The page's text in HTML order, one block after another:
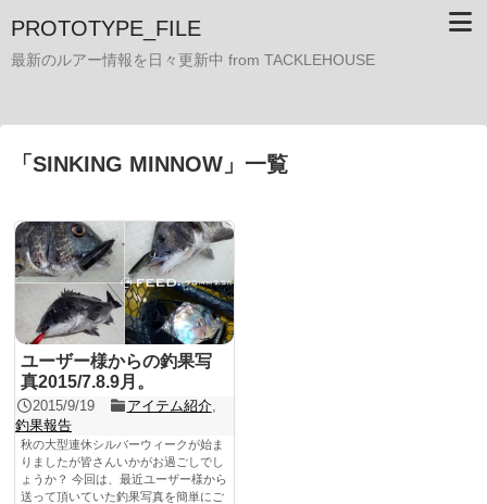
PROTOTYPE_FILE
最新のルアー情報を日々更新中 from TACKLEHOUSE
「 SINKING MINNOW 」 一覧
ユーザー様からの釣果写
真2015/7.8.9月。
2015/9/19 アイテム紹介,
釣果報告
秋の大型連休シルバーウィークが始ま
りましたが皆さんいかがお過ごしでし
ょうか？ 今回は、最近ユーザー様から
送って頂いていた釣果写真を簡単にご